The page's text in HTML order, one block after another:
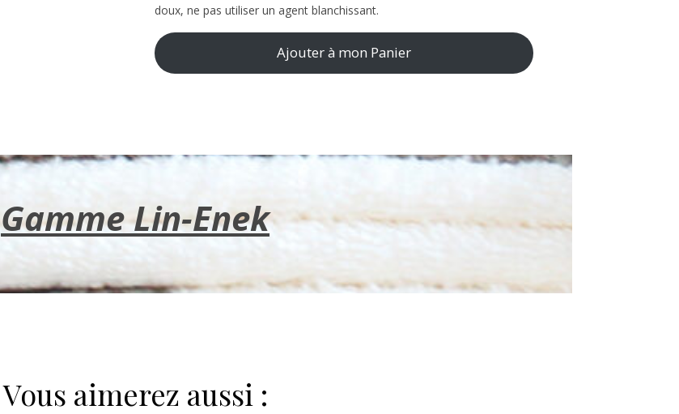
doux, ne pas utiliser un agent blanchissant.
Ajouter à mon Panier
Gamme Lin-Enek
Vous aimerez aussi :